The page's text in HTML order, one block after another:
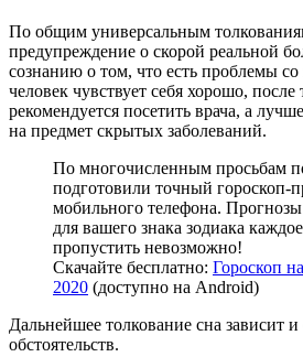
По общим универсальным
предупреждение о скорой реальной
сознанию о том, что есть проблемы
человек чувствует себя хорошо,
рекомендуется посетить врача, а
на предмет скрытых заболеваний.
По многочисленным просьбам
подготовили точный гороскоп-
мобильного телефона.
для вашего знака зодиака
пропустить невозможно!
Скачайте бесплатно: Гороскоп
2020 (доступно на Android)
Дальнейшее толкование сна зависит
обстоятельств.